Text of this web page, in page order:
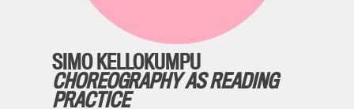
SIMO KELLOKUMPU
CHOREOGRAPHY AS READING
PRACTICE